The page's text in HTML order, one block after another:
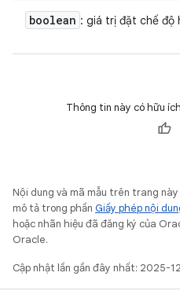
boolean : giá trị đặt chế độ
Thông tin này có hữu
Nội dung và mã mẫu trên trang
mô tả trong phần Giấy phép nội
hoặc nhãn hiệu đã đăng ký của
Oracle.
Cập nhật lần gần đây nhất: 2025-